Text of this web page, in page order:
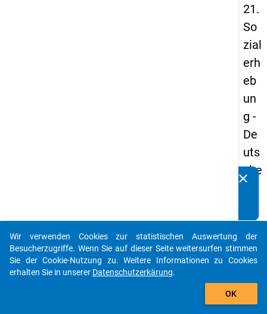
21.
So
zial
erh
eb
un
g -
De
uts
che
Bil
du
ngs
clear
auto_stories
add_shopping_cart
Wir verwenden Cookies zur statistischen Auswertung der
Besucherzugriffe. Wenn Sie auf dieser Seite weitersurfen stimmen
Sie der Cookie-Nutzung zu. Weitere Informationen zu Cookies
erhalten Sie in unserer Datenschutzerkärung.
OK